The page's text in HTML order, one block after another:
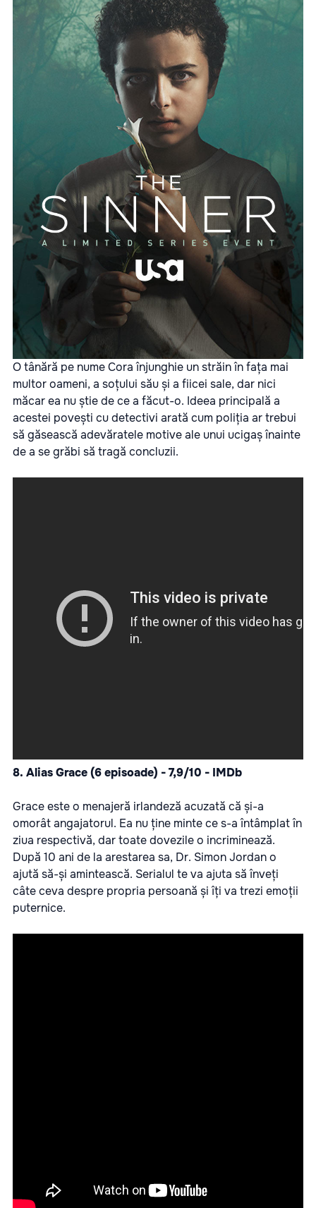
O tânără pe nume Cora înjunghie un străin în fața mai
multor oameni, a soțului său și a fiicei sale, dar nici
măcar ea nu știe de ce a făcut-o. Ideea principală a
acestei povești cu detectivi arată cum poliția ar trebui
să găsească adevăratele motive ale unui ucigaș înainte
de a se grăbi să tragă concluzii.
8. Alias Grace (6 episoade) - 7,9/10 - IMDb
Grace este o menajeră irlandeză acuzată că și-a
omorât angajatorul. Ea nu ține minte ce s-a întâmplat în
ziua respectivă, dar toate dovezile o incriminează.
După 10 ani de la arestarea sa, Dr. Simon Jordan o
ajută să-și amintească. Serialul te va ajuta să înveți
câte ceva despre propria persoană și îți va trezi emoții
puternice.